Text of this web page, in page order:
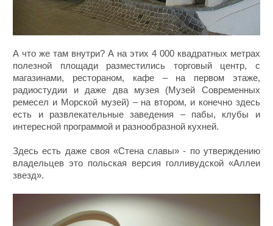
А что же там внутри? А на этих 4 000 квадратных метрах
полезной площади разместились торговый центр, с
магазинами, рестораном, кафе – на первом этаже,
радиостудии и даже два музея (Музей Современных
ремесел и Морской музей) – на втором, и конечно здесь
есть и развлекательные заведения – пабы, клубы и
интересной программой и разнообразной кухней.
Здесь есть даже своя «Стена славы» - по утверждению
владельцев это польская версия голливудской «Аллеи
звезд».